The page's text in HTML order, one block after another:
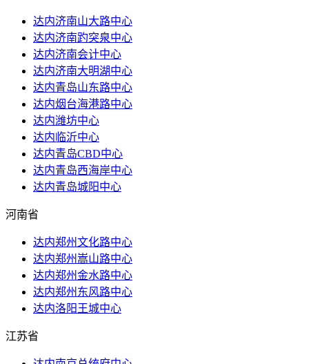
达内济南山大路中心
达内济南趵突泉中心
达内济南会计中心
达内济南大明湖中心
达内青岛山东路中心
达内烟台海港路中心
达内潍坊中心
达内临沂中心
达内青岛CBD中心
达内青岛西海岸中心
达内青岛城阳中心
河南省
达内郑州文化路中心
达内郑州嵩山路中心
达内郑州金水路中心
达内郑州东风路中心
达内洛阳王城中心
江苏省